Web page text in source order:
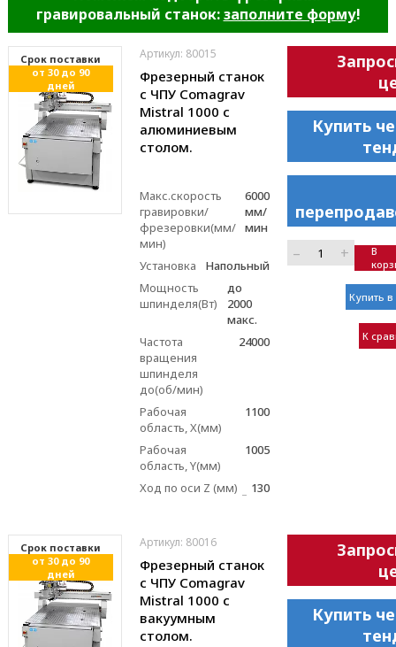
гравировальный станок:заполните форму!
Cрок поставки
от 30 до 90
дней
Артикул: 80015
Фрезерный станок
с ЧПУ Comagrav
Mistral 1000 с
алюминиевым
столом.
Макс.скорость
гравировки/
фрезеровки(мм/
мин)
6000
мм/
мин
Установка
Напольный
Мощность
шпинделя(Вт)
до
2000
макс.
Частота
вращения
шпинделя
до(об/мин)
24000
Рабочая
область, X(мм)
1100
Рабочая
область, Y(мм)
1005
Ход по оси Z (мм) 130
Купить
– +
В
Купить в
К
Cрок поставки
от 30 до 90
дней
Артикул: 80016
Фрезерный станок
с ЧПУ Comagrav
Mistral 1000 с
вакуумным
столом.
Купить